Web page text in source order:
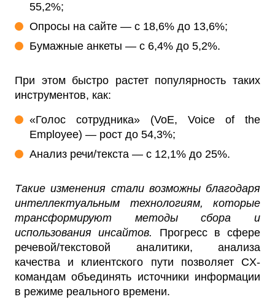
55,2%;
Опросы на сайте — с 18,6% до 13,6%;
Бумажные анкеты — с 6,4% до 5,2%.
При этом быстро растет популярность таких
инструментов, как:
«Голос сотрудника» (VoE, Voice of the
Employee) — рост до 54,3%;
Анализ речи/текста — с 12,1% до 25%.
Такие изменения стали возможны благодаря
интеллектуальным технологиям, которые
трансформируют методы сбора и
использования инсайтов.
Прогресс в сфере
речевой/текстовой аналитики, анализа
качества и клиентского пути позволяет CX-
командам объединять источники информации
в режиме реального времени.